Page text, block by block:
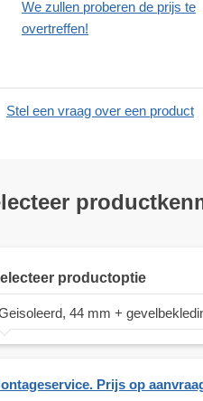
We zullen proberen de prijs te
overtreffen!
Stel een vraag over een product
productoptie
44 mm +
Prijs op